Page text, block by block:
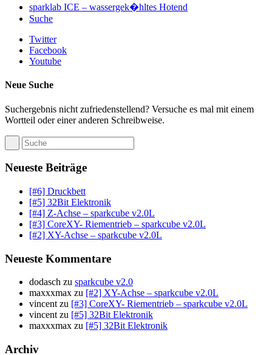
sparklab ICE – wassergek�hltes Hotend
Suche
Twitter
Facebook
Youtube
Neue Suche
Suchergebnis nicht zufriedenstellend? Versuche es mal mit einem
Wortteil oder einer anderen Schreibweise.
Neueste Beiträge
[#6] Druckbett
[#5] 32Bit Elektronik
[#4] Z-Achse – sparkcube v2.0L
[#3] CoreXY- Riementrieb – sparkcube v2.0L
[#2] XY-Achse – sparkcube v2.0L
Neueste Kommentare
dodasch zu sparkcube v2.0
maxxxmax zu [#2] XY-Achse – sparkcube v2.0L
vincentzu [#3] CoreXY- Riementrieb – sparkcube v2.0L
vincentzu [#5] 32Bit Elektronik
maxxxmax zu [#5] 32Bit Elektronik
Archiv